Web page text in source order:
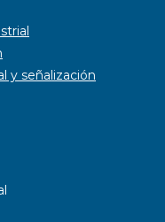
y señalización